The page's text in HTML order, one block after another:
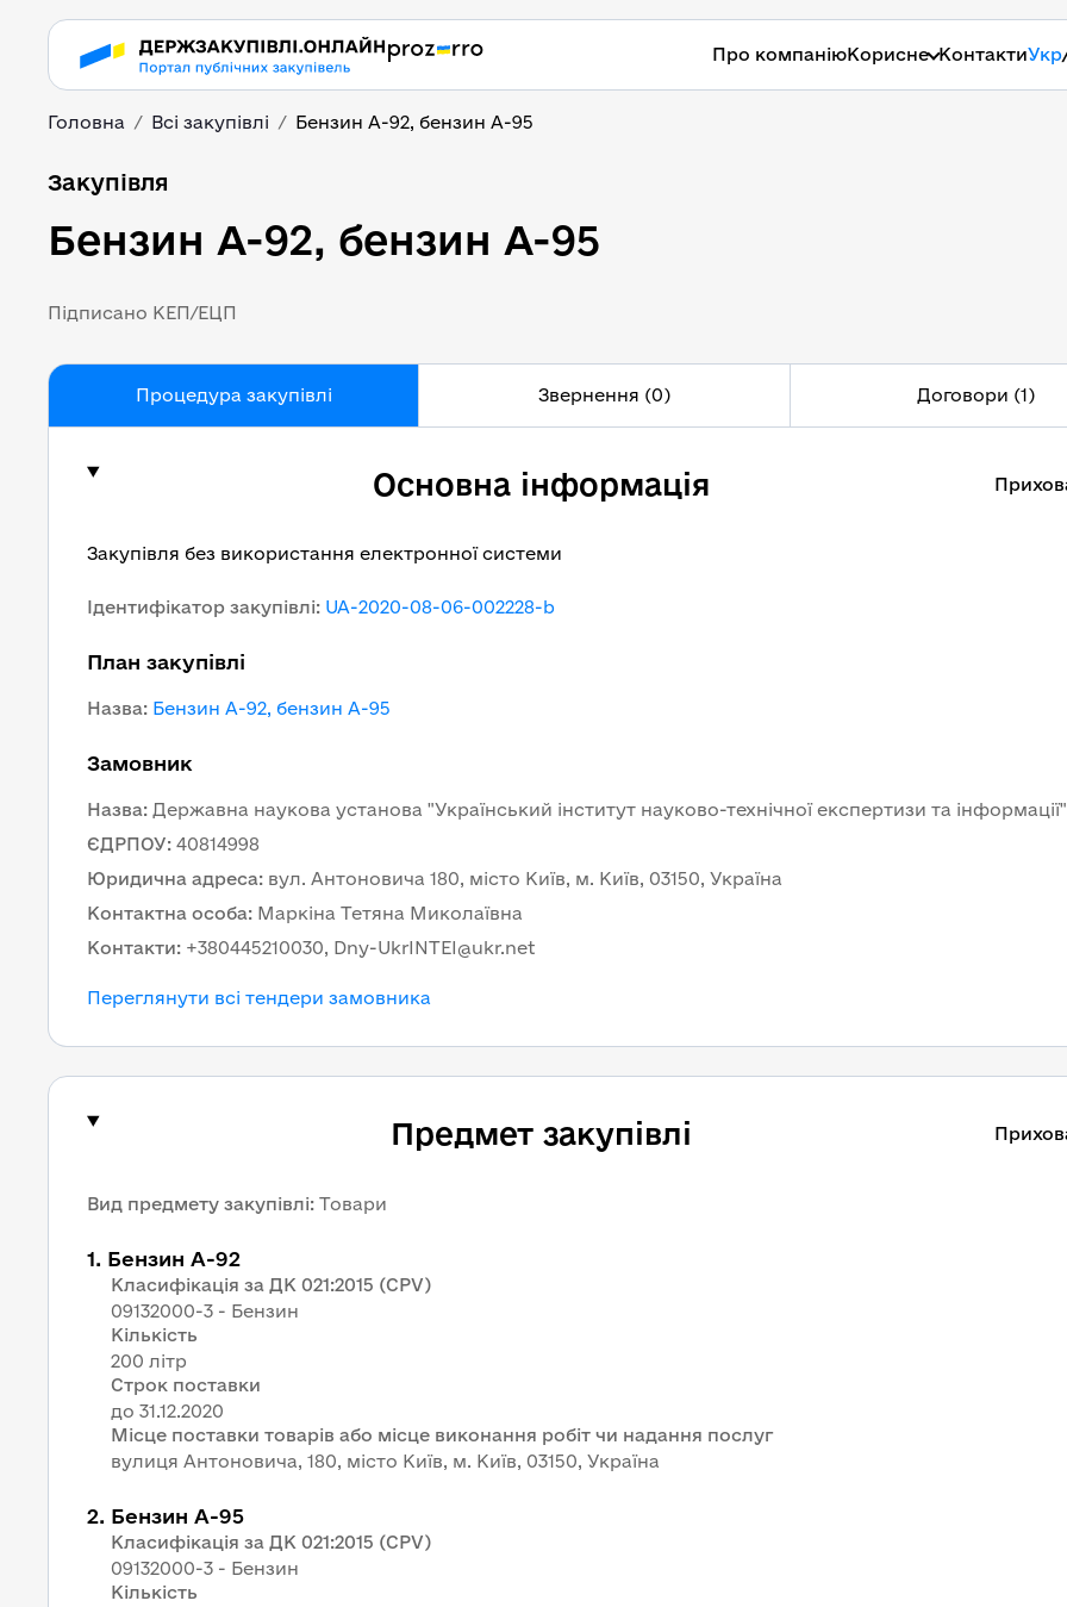
Про компаніюКорисне КонтактиУкр
Головна Всі закупівлі Бензин А-92, бензин А-95
Бензин А-92, бензин А-95
Закупівля
Бензин А-92, бензин А-95
Підписано КЕП/ЕЦП
Процедура закупівлі Звернення (0) Договори (1)
Основна інформація
Закупівля без використання електронної системи
Ідентифікатор закупівлі: UA-2020-08-06-002228-b
План закупівлі
Назва: Бензин А-92, бензин А-95
Замовник
Назва: Державна наукова установа "Український інститут науково-технічної експертизи та інформації"
ЄДРПОУ: 40814998
Юридична адреса: вул. Антоновича 180, місто Київ, м. Київ, 03150, Україна
Контактна особа: Маркіна Тетяна Миколаївна
Контакти: +380445210030, Dny-UkrINTEI@ukr.net
Переглянути всі тендери замовника
Предмет закупівлі
Вид предмету закупівлі: Товари
1. Бензин А-92
Класифікація за ДК 021:2015 (CPV)
09132000-3 - Бензин
Кількість
200 літр
Строк поставки
Місце поставки товарів або місце виконання робіт чи надання послуг
вулиця Антоновича, 180, місто Київ, м. Київ, 03150, Україна
2. Бензин А-95
Класифікація за ДК 021:2015 (CPV)
09132000-3 - Бензин
Кількість